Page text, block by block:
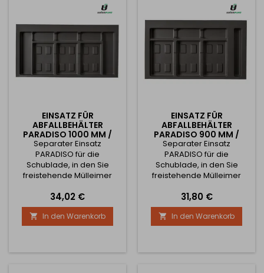
2x6L oder 3x12L Höhe
270mm für Körbe mit
Volumen: 2x15L + 2x7L oder
3x15L...
EINSATZ FÜR
ABFALLBEHÄLTER
PARADISO 1000 MM /
ANTHRAZIT
Separater Einsatz
PARADISO für die
Schublade, in den Sie
freistehende Mülleimer
können - siehe verwandte
Produkte. Gestalten Sie
Ihren Mülleimer je nach
Bedarf und Schrankbreite.
Mindestschrankbreite von
Preis
34,02 €
 In den Warenkorb
EINSATZ FÜR
ABFALLBEHÄLTER
PARADISO 900 MM /
ANTHRAZIT
Separater Einsatz
PARADISO für die
Schublade, in den Sie
freistehende Mülleimer
können - siehe verwandte
Produkte. Gestalten Sie
Ihren Mülleimer je nach
Bedarf und Schrankbreite.
Mindestschrankbreite von
Preis
31,80 €
 In den Warenkorb